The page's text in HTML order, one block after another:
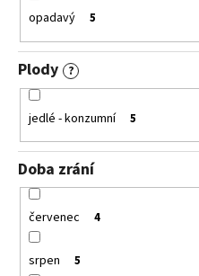
opadavý 5
Plody ?
jedlé - konzumní 5
Doba zrání
červenec 4
srpen 5